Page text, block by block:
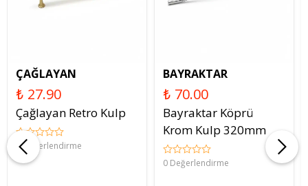
ÇAĞLAYAN
₺ 27.90
Çağlayan Retro Kulp
0 Değerlendirme
BAYRAKTAR
₺ 70.00
Bayraktar Köprü
Krom Kulp 320mm
0 Değerlendirme